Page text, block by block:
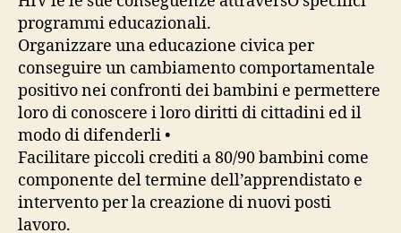
programmi educazionali.
Organizzare una educazione civica per
conseguire un cambiamento comportamentale
positivo nei confronti dei bambini e permettere
loro di conoscere i loro diritti di cittadini ed il
modo di difenderli •
Facilitare piccoli crediti a 80/90 bambini come
componente del termine dell’apprendistato e
intervento per la creazione di nuovi posti
lavoro.